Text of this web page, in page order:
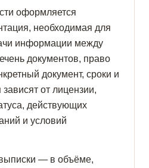
оформляется
необходимая для
информации между
документов, право
документ, сроки и
от лицензии,
действующих
и условий
— в объёме,